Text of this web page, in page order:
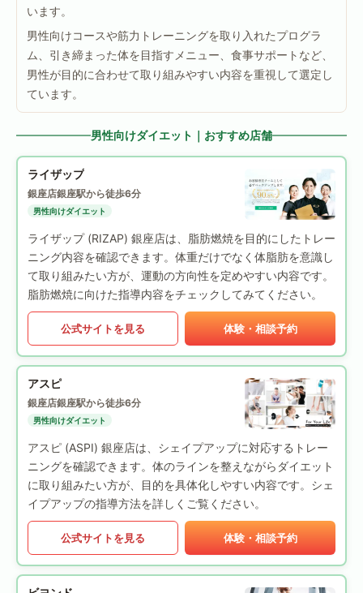
います。
男性向けコースや筋力トレーニングを取り入れたプログラ
ム、引き締まった体を目指すメニュー、食事サポートなど、
男性が目的に合わせて取り組みやすい内容を重視して選定し
ています。
男性向けダイエット｜おすすめ店舗
ライザップ
銀座店銀座駅から徒歩6分
男性向けダイエット
ライザップ (RIZAP) 銀座店は、脂肪燃焼を目的にしたトレー
ニング内容を確認できます。体重だけでなく体脂肪を意識し
て取り組みたい方が、運動の方向性を定めやすい内容です。
脂肪燃焼に向けた指導内容をチェックしてみてください。
公式サイトを見る 体験・相談予約
アスピ
銀座店銀座駅から徒歩6分
男性向けダイエット
アスピ (ASPI) 銀座店は、シェイプアップに対応するトレー
ニングを確認できます。体のラインを整えながらダイエット
に取り組みたい方が、目的を具体化しやすい内容です。シェ
イプアップの指導方法を詳しくご覧ください。
公式サイトを見る 体験・相談予約